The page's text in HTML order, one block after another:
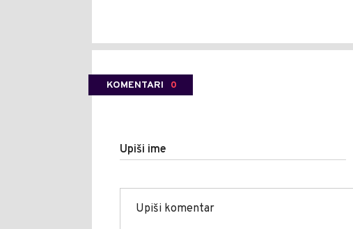
KOMENTARI 0
Upiši ime